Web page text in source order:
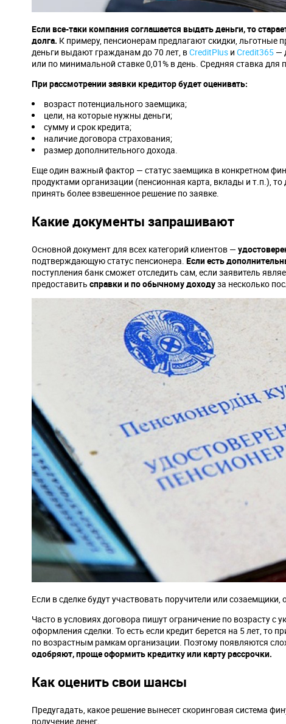
Если все-таки компания соглашается выдать деньги, то
долга. К примеру, пенсионерам предлагают скидки,
деньги выдают гражданам до 70 лет, вCreditPlus и Credit365 —
или по минимальной ставке 0,01% в день. Средняя ставка для
При рассмотрении заявки кредитор будет оценивать:
возраст потенциального заемщика;
цели, на которые нужны деньги;
сумму и срок кредита;
наличие договора страхования;
размер дополнительного дохода.
Еще один важный фактор — статус заемщика в конкретном
продуктами организации (пенсионная карта, вклады и т.п.),
принять более взвешенное решение по заявке.
Какие документы запрашивают
Основной документ для всех категорий клиентов —
подтверждающую статус пенсионера. Если есть
поступления банк сможет отследить сам, если заявитель
предоставить справки и по обычному доходуза несколько
Если в сделке будут участвовать поручители или
Часто в условиях договора пишут ограничение по возрасту
оформления сделки. То есть если кредит берется на 5 лет, то
по возрастным рамкам организации. Поэтому появляются
одобряют, проще оформить кредитку или карту рассрочки.
Как оценить свои шансы
Предугадать, какое решение вынесет скоринговая система
получение денег.